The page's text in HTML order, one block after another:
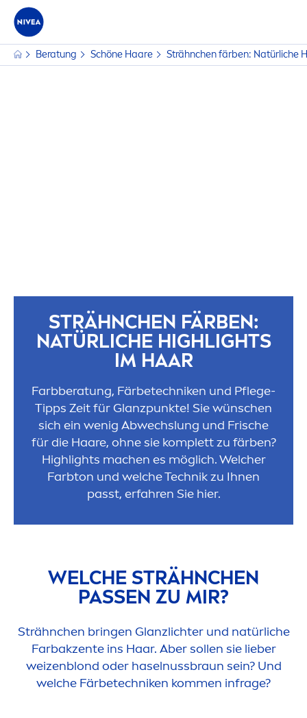
Beratung Schöne Haare Strähnchen färben: Natürliche
STRÄHNCHEN FÄRBEN:
NATÜRLICHE HIGHLIGHTS
IM HAAR
Farbberatung, Färbetechniken und Pflege-
Tipps Zeit für Glanzpunkte! Sie wünschen
sich ein wenig Abwechslung und Frische
für die Haare, ohne sie komplett zu färben?
Highlights machen es möglich. Welcher
Farbton und welche Technik zu Ihnen
passt, erfahren Sie hier.
WELCHE STRÄHNCHEN
PASSEN ZU MIR?
Strähnchen bringen Glanzlichter und natürliche
Farbakzente ins Haar. Aber sollen sie lieber
weizenblond oder haselnussbraun sein? Und
welche Färbetechniken kommen infrage?